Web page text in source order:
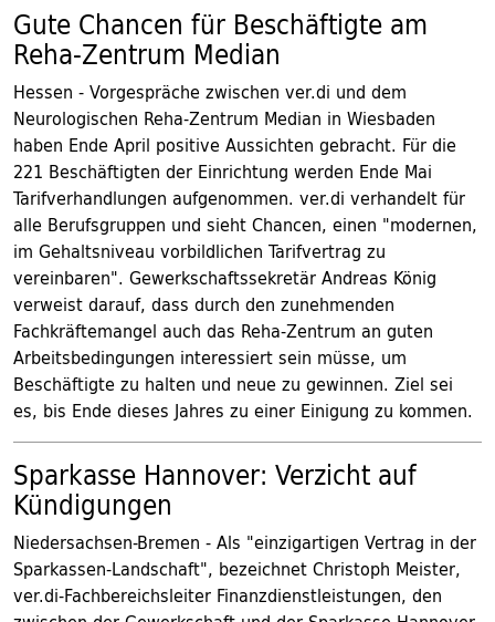
Gute Chancen für Beschäftigte am
Reha-Zentrum Median
Hessen - Vorgespräche zwischen ver.di und dem
Neurologischen Reha-Zentrum Median in Wiesbaden
haben Ende April positive Aussichten gebracht. Für die
221 Beschäftigten der Einrichtung werden Ende Mai
Tarifverhandlungen aufgenommen. ver.di verhandelt für
alle Berufsgruppen und sieht Chancen, einen "modernen,
im Gehaltsniveau vorbildlichen Tarifvertrag zu
vereinbaren". Gewerkschaftssekretär Andreas König
verweist darauf, dass durch den zunehmenden
Fachkräftemangel auch das Reha-Zentrum an guten
Arbeitsbedingungen interessiert sein müsse, um
Beschäftigte zu halten und neue zu gewinnen. Ziel sei
es, bis Ende dieses Jahres zu einer Einigung zu kommen.
Sparkasse Hannover: Verzicht auf
Kündigungen
Niedersachsen-Bremen - Als "einzigartigen Vertrag in der
Sparkassen-Landschaft", bezeichnet Christoph Meister,
ver.di-Fachbereichsleiter Finanzdienstleistungen, den